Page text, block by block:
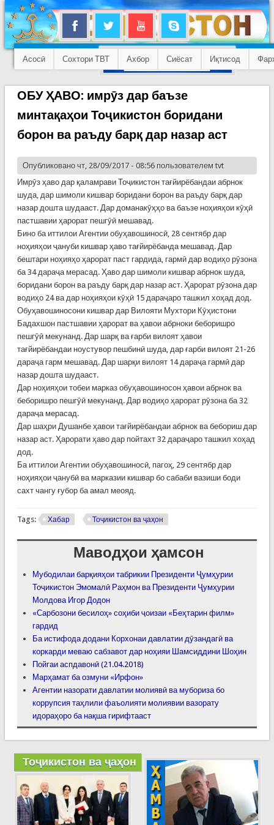
Асосӣ Сохтори ТВТ Ахбор Сиёсат Иқтисод
ОБУ ҲАВО: имрӯз дар баъзе
минтақаҳои Тоҷикистон боридани
борон ва раъду барқ дар назар аст
Опубликовано чт, 28/09/2017 - 08:56 пользователем tvt
Имрӯз ҳаво дар қаламрави Тоҷикистон тағйирёбандаи абрнок
шуда, дар шимоли кишвар боридани борон ва раъду барқ дар
назар дошта шудааст. Дар доманакӯҳҳо ва баъзе ноҳияҳои кӯҳӣ
пастшавии ҳарорат пешгӯӣ мешавад.
Бино ба иттилои Агентии обуҳавошиносӣ, 28 сентябр дар
ноҳияҳои ҷануби кишвар ҳаво тағйирёбанда мешавад. Дар
бештари ноҳияҳо ҳарорат паст гардида, гармӣ дар водиҳо рӯзона
ба 34 дараҷа мерасад. Ҳаво дар шимоли кишвар абрнок шуда,
боридани борон ва раъду барқ дар назар аст. Ҳарорат рӯзона дар
водиҳо 24 ва дар ноҳияҳои кӯҳӣ 15 дараҷаро ташкил хоҳад дод.
Обуҳавошиносони кишвар дар Вилояти Мухтори Кӯҳистони
Бадахшон пастшавии ҳарорат ва ҳавои абрноки беборишро
пешгӯӣ мекунанд. Дар шарқ ва ғарби вилоят ҳавои
тағйирёбандаи ноустувор пешбинӣ шуда, дар ғарби вилоят 21-26
дараҷа гарм мешавад. Дар шарқи вилоят 14 дараҷа гармӣ дар
назар дошта шудааст.
Дар ноҳияҳои тобеи марказ обуҳавошиносон ҳавои абрнок ва
беборишро пешгӯӣ мекунанд. Дар водиҳо ҳарорат рӯзона ба 32
дараҷа мерасад.
Дар шаҳри Душанбе ҳавои тағйирёбандаи абрнок ва бебориш дар
назар аст. Ҳарорати ҳаво дар пойтахт 32 дараҷаро ташкил хоҳад
дод.
Ба иттилои Агентии обуҳавошиносӣ, пагоҳ, 29 сентябр дар
ноҳияҳои ҷанубӣ ва марказии кишвар бо сабаби вазиши боди
сахт чангу ғубор ба амал меояд.
Tags: Хабар Тоҷикистон ва ҷаҳон
Маводҳои ҳамсон
Мубодилаи барқияҳои табрикии Президенти Ҷумҳурии
Тоҷикистон Эмомалӣ Раҳмон ва Президенти Ҷумҳурии
Молдова Игор Додон
«Сарбозони бесилоҳ» соҳиби ҷоизаи «Беҳтарин филм»
гардид
Ба истифода додани Корхонаи давлатии дӯзандагӣ ва
коркарди меваю сабзавот дар ноҳияи Шамсиддини Шоҳин
Пойгаи аспдавонӣ (21.04.2018)
Марҳамат ба озмуни «Ирфон»
Агентии назорати давлатии молиявӣ ва мубориза бо
коррупсия таҳлили фаъолияти молиявии вазорату
идораҳоро ба нақша гирифтааст
Тоҷикистон ва ҷаҳон